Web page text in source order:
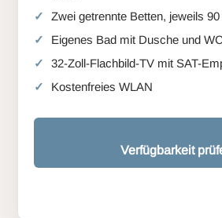
Zwei getrennte Betten, jeweils
Eigenes Bad mit Dusche und WC
32-Zoll-Flachbild-TV mit SAT-
Kostenfreies WLAN
Verfügbarkeit